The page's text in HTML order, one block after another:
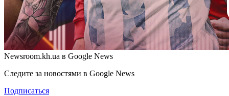
Newsroom.kh.ua в Google News
Следите за новостями в Google News
Подписаться